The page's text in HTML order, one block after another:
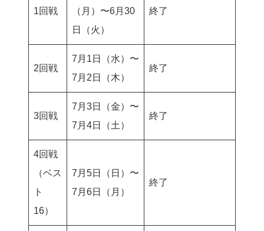
1回戦
（月）〜6月30
日（火）
終了
2回戦
7月1日（水）〜
7月2日（木）
終了
3回戦
7月3日（金）〜
7月4日（土）
終了
4回戦
（ベス
ト
16）
7月5日（日）〜
7月6日（月）
終了